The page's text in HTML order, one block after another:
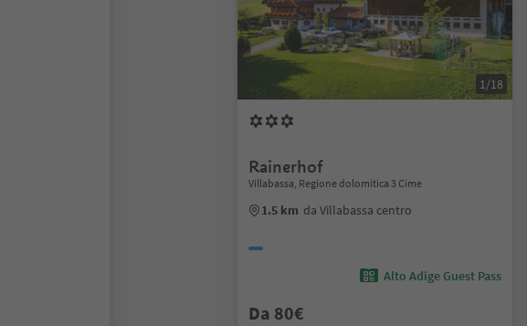
1/18
Rainerhof
Villabassa, Regione dolomitica 3 Cime
1.5 km da Villabassa centro
Alto Adige Guest Pass
Da 80€